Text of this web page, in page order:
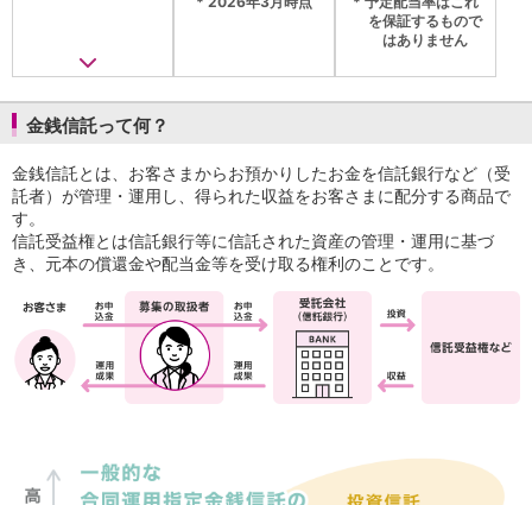
新規お借入れの方
フラット35
カードローン
目的別ローン
目的別ローンマイページ
保険
保険
個人年金保険
医療保険
がん保険
就業不能保険
国内旅行傷害保険
スマホ保険
を保証するもので
はありません
金銭信託って何？
金銭信託とは、お客さまからお預かりしたお金を信託銀行など（受
託者）が管理・運用し、得られた収益をお客さまに配分する商品で
す。
信託受益権とは信託銀行等に信託された資産の管理・運用に基づ
き、元本の償還金や配当金等を受け取る権利のことです。